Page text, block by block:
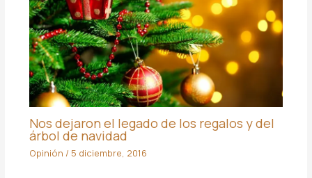
Nos dejaron el legado de los regalos y del
árbol de navidad
Opinión / 5 diciembre, 2016